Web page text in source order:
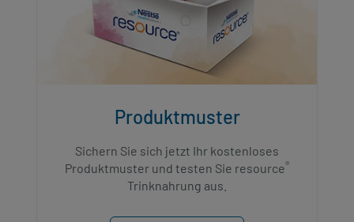
Produktmuster
Sichern Sie sich jetzt Ihr kostenloses
Produktmuster und testen Sie resource®
Trinknahrung aus.